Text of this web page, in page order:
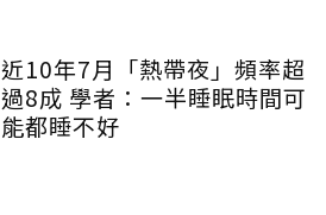
近10年7月「熱帶夜」頻率超
過8成 學者：一半睡眠時間可
能都睡不好